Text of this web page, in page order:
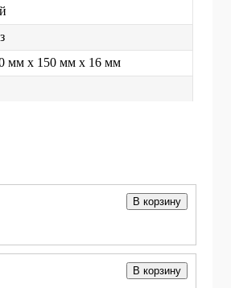
мм x 150 мм x 16 мм
В корзину
В корзину